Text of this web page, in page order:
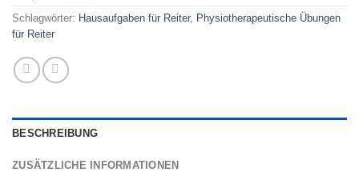
Schlagwörter: Hausaufgaben für Reiter, Physiotherapeutische Übungen
für Reiter
BESCHREIBUNG
ZUSÄTZLICHE INFORMATIONEN